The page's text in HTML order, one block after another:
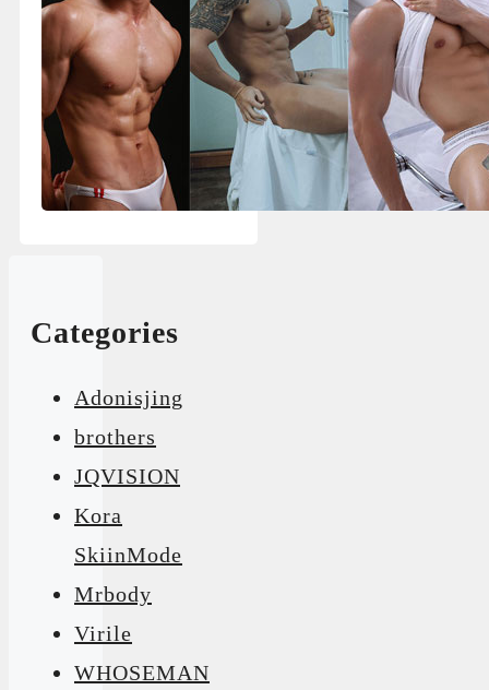
Categories
Adonisjing
brothers
JQVISION
Kora
SkiinMode
Mrbody
Virile
WHOSEMAN